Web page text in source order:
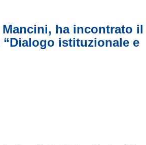
ha incontrato il
istituzionale e